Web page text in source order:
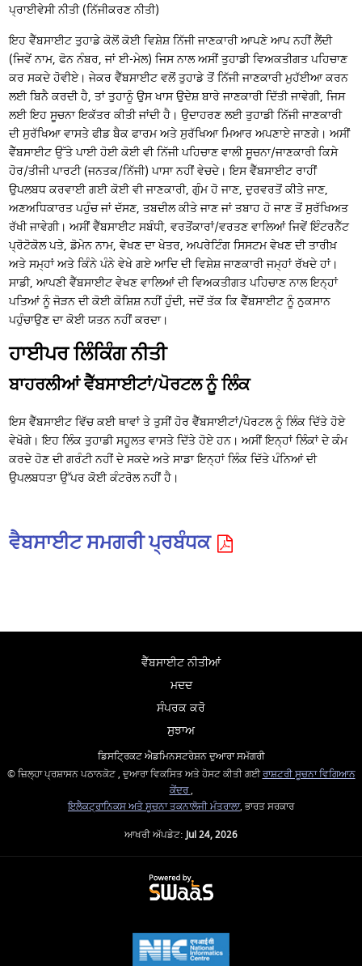
ਪ੍ਰਾਈਵੇਸੀ ਨੀਤੀ (ਨਿੱਜੀਕਰਣ ਨੀਤੀ)
ਇਹ ਵੈੱਬਸਾਈਟ ਤੁਹਾਡੇ ਕੋਲੋਂ ਕੋਈ ਵਿਸ਼ੇਸ਼ ਨਿੱਜੀ ਜਾਣਕਾਰੀ ਆਪਣੇ ਆਪ ਨਹੀਂ ਲੈਂਦੀ
(ਜਿਵੇਂ ਨਾਮ, ਫੋਨ ਨੰਬਰ, ਜਾਂ ਈ-ਮੇਲ) ਜਿਸ ਨਾਲ ਅਸੀਂ ਤੁਹਾਡੀ ਵਿਅਕਤੀਗਤ ਪਹਿਚਾਣ
ਕਰ ਸਕਦੇ ਹੋਵੀਏ। ਜੇਕਰ ਵੈੱਬਸਾਈਟ ਵਲੋਂ ਤੁਹਾਡੇ ਤੋਂ ਨਿੱਜੀ ਜਾਣਕਾਰੀ ਮੁਹੱਈਆ ਕਰਨ
ਲਈ ਬਿਨੈ ਕਰਦੀ ਹੈ, ਤਾਂ ਤੁਹਾਨੂੰ ਉਸ ਖਾਸ ਉਦੇਸ਼ ਬਾਰੇ ਜਾਣਕਾਰੀ ਦਿੱਤੀ ਜਾਵੇਗੀ, ਜਿਸ
ਲਈ ਇਹ ਸੂਚਨਾ ਇਕੱਤਰ ਕੀਤੀ ਜਾਂਦੀ ਹੈ। ਉਦਾਹਰਣ ਲਈ ਤੁਹਾਡੀ ਨਿੱਜੀ ਜਾਣਕਾਰੀ
ਦੀ ਸੁਰੱਖਿਆ ਵਾਸਤੇ ਫੀਡ ਬੈਕ ਫਾਰਮ ਅਤੇ ਸੁਰੱਖਿਆ ਮਿਆਰ ਅਪਣਾਏ ਜਾਣਗੇ। ਅਸੀਂ
ਵੈੱਬਸਾਈਟ ਉੱਤੇ ਪਾਈ ਹੋਈ ਕੋਈ ਵੀ ਨਿੱਜੀ ਪਹਿਚਾਣ ਵਾਲੀ ਸੂਚਨਾ/ਜਾਣਕਾਰੀ ਕਿਸੇ
ਹੋਰ/ਤੀਜੀ ਪਾਰਟੀ (ਜਨਤਕ/ਨਿੱਜੀ) ਪਾਸਾ ਨਹੀਂ ਵੇਚਦੇ। ਇਸ ਵੈੱਬਸਾਈਟ ਰਾਹੀਂ
ਉਪਲਬਧ ਕਰਵਾਈ ਗਈ ਕੋਈ ਵੀ ਜਾਣਕਾਰੀ, ਗੁੰਮ ਹੋ ਜਾਣ, ਦੁਰਵਰਤੋਂ ਕੀਤੇ ਜਾਣ,
ਅਣਅਧਿਕਾਰਤ ਪਹੁੰਚ ਜਾਂ ਦੱਸਣ, ਤਬਦੀਲ ਕੀਤੇ ਜਾਣ ਜਾਂ ਤਬਾਹ ਹੋ ਜਾਣ ਤੋਂ ਸੁਰੱਖਿਅਤ
ਰੱਖੀ ਜਾਵੇਗੀ। ਅਸੀਂ ਵੈੱਬਸਾਈਟ ਸਬੰਧੀ, ਵਰਤੋਂਕਾਰਾਂ/ਵਰਤਣ ਵਾਲਿਆਂ ਜਿਵੇਂ ਇੰਟਰਨੈੱਟ
ਪ੍ਰੋਟੋਕੋਲ ਪਤੇ, ਡੋਮੇਨ ਨਾਮ, ਵੇਖਣ ਦਾ ਖੇਤਰ, ਅਪਰੇਟਿੰਗ ਸਿਸਟਮ ਵੇਖਣ ਦੀ ਤਾਰੀਖ਼
ਅਤੇ ਸਮ੍ਹਾਂ ਅਤੇ ਕਿੰਨੇ ਪੰਨੇ ਵੇਖੇ ਗਏ ਆਦਿ ਦੀ ਵਿਸ਼ੇਸ਼ ਜਾਣਕਾਰੀ ਜਮ੍ਹਾਂ ਰੱਖਦੇ ਹਾਂ।
ਸਾਡੀ, ਆਪਣੀ ਵੈੱਬਸਾਈਟ ਵੇਖਣ ਵਾਲਿਆਂ ਦੀ ਵਿਅਕਤੀਗਤ ਪਹਿਚਾਣ ਨਾਲ ਇਨ੍ਹਾਂ
ਪਤਿਆਂ ਨੂੰ ਜੋੜਨ ਦੀ ਕੋਈ ਕੋਸ਼ਿਸ਼ ਨਹੀਂ ਹੁੰਦੀ, ਜਦੋਂ ਤੱਕ ਕਿ ਵੈੱਬਸਾਈਟ ਨੂੰ ਨੁਕਸਾਨ
ਪਹੁੰਚਾਉਣ ਦਾ ਕੋਈ ਯਤਨ ਨਹੀਂ ਕਰਦਾ।
ਹਾਈਪਰ ਲਿੰਕਿੰਗ ਨੀਤੀ
ਬਾਹਰਲੀਆਂ ਵੈੱਬਸਾਈਟਾਂ/ਪੋਰਟਲ ਨੂੰ ਲਿੰਕ
ਇਸ ਵੈੱਬਸਾਈਟ ਵਿੱਚ ਕਈ ਥਾਵਾਂ ਤੇ ਤੁਸੀਂ ਹੋਰ ਵੈੱਬਸਾਈਟਾਂ/ਪੋਰਟਲ ਨੂੰ ਲਿੰਕ ਦਿੱਤੇ ਹੋਏ
ਵੇਖੋਗੇ। ਇਹ ਲਿੰਕ ਤੁਹਾਡੀ ਸਹੂਲਤ ਵਾਸਤੇ ਦਿੱਤੇ ਹੋਏ ਹਨ। ਅਸੀਂ ਇਨ੍ਹਾਂ ਲਿੰਕਾਂ ਦੇ ਕੰਮ
ਕਰਦੇ ਹੋਣ ਦੀ ਗਰੰਟੀ ਨਹੀਂ ਦੇ ਸਕਦੇ ਅਤੇ ਸਾਡਾ ਇਨ੍ਹਾਂ ਲਿੰਕ ਦਿੱਤੇ ਪੰਨਿਆਂ ਦੀ
ਉਪਲਬਧਤਾ ਉੱਪਰ ਕੋਈ ਕੰਟਰੋਲ ਨਹੀਂ ਹੈ।
ਵੈਬਸਾਈਟ ਸਮਗਰੀ ਪ੍ਰਬੰਧਕ
ਵੈੱਬਸਾਈਟ ਨੀਤੀਆਂ
ਮਦਦ
ਸੰਪਰਕ ਕਰੋ
ਸੁਝਾਅ
ਡਿਸਟ੍ਰਿਕਟ ਐਡਮਿਨਸਟਰੇਸ਼ਨ ਦੁਆਰਾ ਸਮੱਗਰੀ
© ਜ਼ਿਲ੍ਹਾ ਪ੍ਰਸ਼ਾਸਨ ਪਠਾਨਕੋਟ , ਦੁਆਰਾ ਵਿਕਸਿਤ ਅਤੇ ਹੋਸਟ ਕੀਤੀ ਗਈਰਾਸ਼ਟਰੀ ਸੂਚਨਾ ਵਿਗਿਆਨ
ਕੇਂਦਰ,
ਇਲੈਕਟ੍ਰਾਨਿਕਸ ਅਤੇ ਸੂਚਨਾ ਤਕਨਾਲੋਜੀ ਮੰਤਰਾਲਾ, ਭਾਰਤ ਸਰਕਾਰ
ਆਖਰੀ ਅੱਪਡੇਟ:Jul 24, 2026